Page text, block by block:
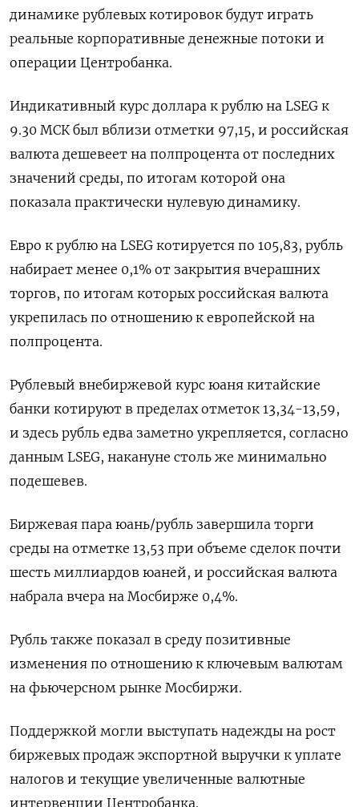
динамике рублевых котировок будут играть
реальные корпоративные денежные потоки и
операции Центробанка.
Индикативный курс доллара к рублю на LSEG к
9.30 МСК был вблизи отметки 97,15, и российская
валюта дешевеет на полпроцента от последних
значений среды, по итогам которой она
показала практически нулевую динамику.
Евро к рублю на LSEG котируется по 105,83, рубль
набирает менее 0,1% от закрытия вчерашних
торгов, по итогам которых российская валюта
укрепилась по отношению к европейской на
полпроцента.
Рублевый внебиржевой курс юаня китайские
банки котируют в пределах отметок 13,34-13,59,
и здесь рубль едва заметно укрепляется, согласно
данным LSEG, накануне столь же минимально
подешевев.
Биржевая пара юань/рубль завершила торги
среды на отметке 13,53 при объеме сделок почти
шесть миллиардов юаней, и российская валюта
набрала вчера на Мосбирже 0,4%.
Рубль также показал в среду позитивные
изменения по отношению к ключевым валютам
на фьючерсном рынке Мосбиржи.
Поддержкой могли выступать надежды на рост
биржевых продаж экспортной выручки к уплате
налогов и текущие увеличенные валютные
интервенции Центробанка.